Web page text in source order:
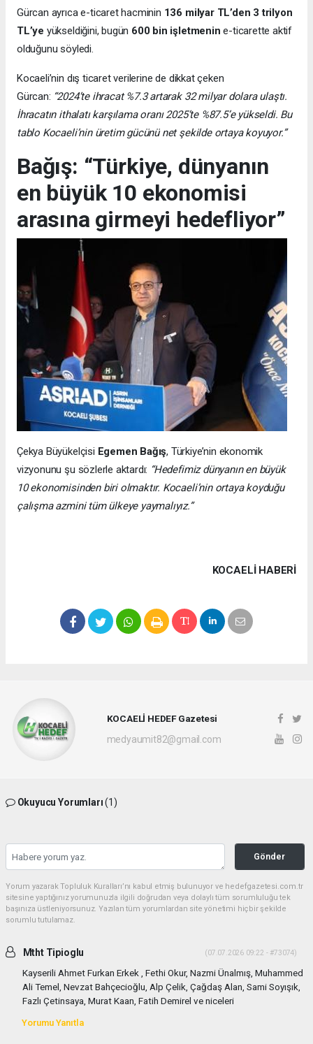
Gürcan ayrıca e-ticaret hacminin 136 milyar TL’den 3 trilyon
TL’ye yükseldiğini, bugün 600 bin işletmenin e-ticarette aktif
olduğunu söyledi.
Kocaeli’nin dış ticaret verilerine de dikkat çeken
Gürcan: “2024’te ihracat %7.3 artarak 32 milyar dolara ulaştı.
İhracatın ithalatı karşılama oranı 2025’te %87.5’e yükseldi. Bu
tablo Kocaeli’nin üretim gücünü net şekilde ortaya koyuyor.”
Bağış: “Türkiye, dünyanın
en büyük 10 ekonomisi
arasına girmeyi hedefliyor”
Çekya Büyükelçisi Egemen Bağış, Türkiye’nin ekonomik
vizyonunu şu sözlerle aktardı: “Hedefimiz dünyanın en büyük
10 ekonomisinden biri olmaktır. Kocaeli’nin ortaya koyduğu
çalışma azmini tüm ülkeye yaymalıyız.”
KOCAELI HABERİ
KOCAELİ HEDEF Gazetesi
medyaumit82@gmail.com
Okuyucu Yorumları(1)
Gönder
Yorum yazarak Topluluk Kuralları’nı kabul etmiş bulunuyor ve hedefgazetesi.com.tr
sitesine yaptığınız yorumunuzla ilgili doğrudan veya dolaylı tüm sorumluluğu tek
başınıza üstleniyorsunuz. Yazılan tüm yorumlardan site yönetimi hiçbir şekilde
sorumlu tutulamaz.
Mtht Tipioglu (07.07.2026 09:22 - #73074)
Kayserili Ahmet Furkan Erkek , Fethi Okur, Nazmi Ünalmış, Muhammed
Ali Temel, Nevzat Bahçecioğlu, Alp Çelik, Çağdaş Alan, Sami Soyışık,
Fazlı Çetinsaya, Murat Kaan, Fatih Demirel ve niceleri
Yorumu Yanıtla